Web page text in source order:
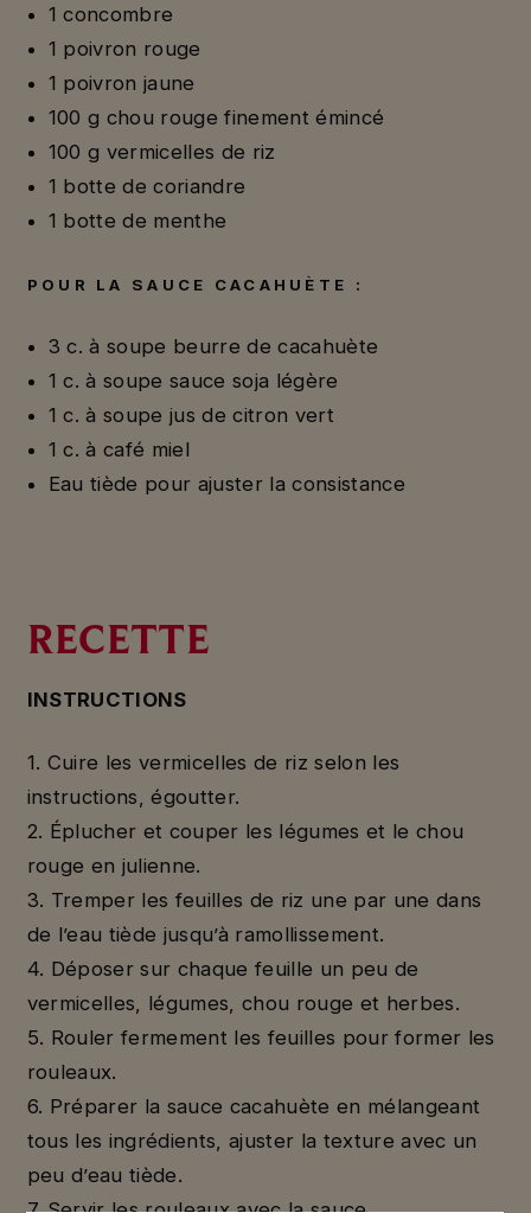
1 concombre
1 poivron rouge
1 poivron jaune
100 g chou rouge finement émincé
100 g vermicelles de riz
1 botte de coriandre
1 botte de menthe
POUR LA SAUCE CACAHUÈTE :
3 c. à soupe beurre de cacahuète
1 c. à soupe sauce soja légère
1 c. à soupe jus de citron vert
1 c. à café miel
Eau tiède pour ajuster la consistance
RECETTE
INSTRUCTIONS
1. Cuire les vermicelles de riz selon les
instructions, égoutter.
2. Éplucher et couper les légumes et le chou
rouge en julienne.
3. Tremper les feuilles de riz une par une dans
de l’eau tiède jusqu’à ramollissement.
4. Déposer sur chaque feuille un peu de
vermicelles, légumes, chou rouge et herbes.
5. Rouler fermement les feuilles pour former les
rouleaux.
6. Préparer la sauce cacahuète en mélangeant
tous les ingrédients, ajuster la texture avec un
peu d’eau tiède.